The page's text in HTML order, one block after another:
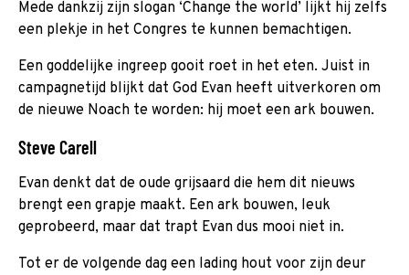
Mede dankzij zijn slogan ‘Change the world’ lijkt hij zelfs
een plekje in het Congres te kunnen bemachtigen.
Een goddelijke ingreep gooit roet in het eten. Juist in
campagnetijd blijkt dat God Evan heeft uitverkoren om
de nieuwe Noach te worden: hij moet een ark bouwen.
Steve Carell
Evan denkt dat de oude grijsaard die hem dit nieuws
brengt een grapje maakt. Een ark bouwen, leuk
geprobeerd, maar dat trapt Evan dus mooi niet in.
Tot er de volgende dag een lading hout voor zijn deur